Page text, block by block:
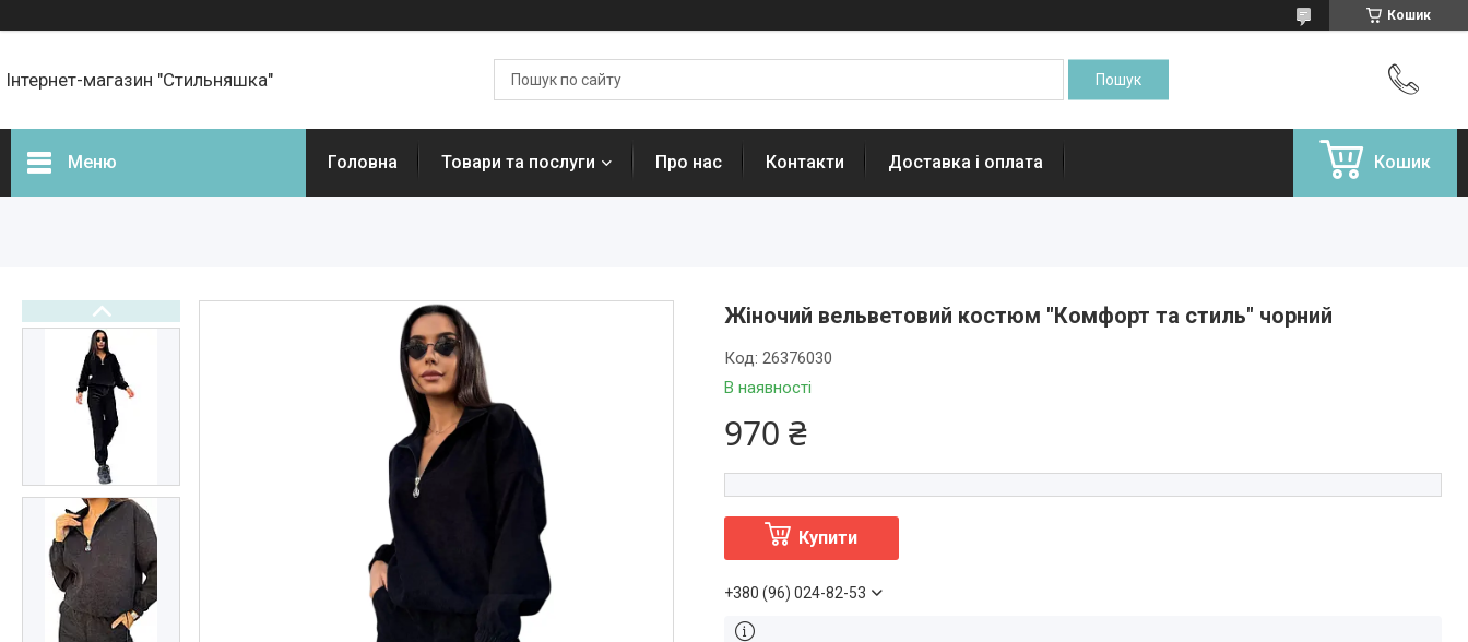
Кошик
Інтернет-магазин "Стильняшка"
Меню
Новини
Презентації та документи
Онлайн оплата
Про нас
Выдгуки
Часто задавані питання
Доставка і оплата
Головна Товари та послуги Про нас Контакти Доставка і оплата Кошик
Жіночий вельветовий костюм "Комфорт та стиль" чорний
В наявності
Код: 26376030
970 ₴
Купити
+380 (96) 024-82-53